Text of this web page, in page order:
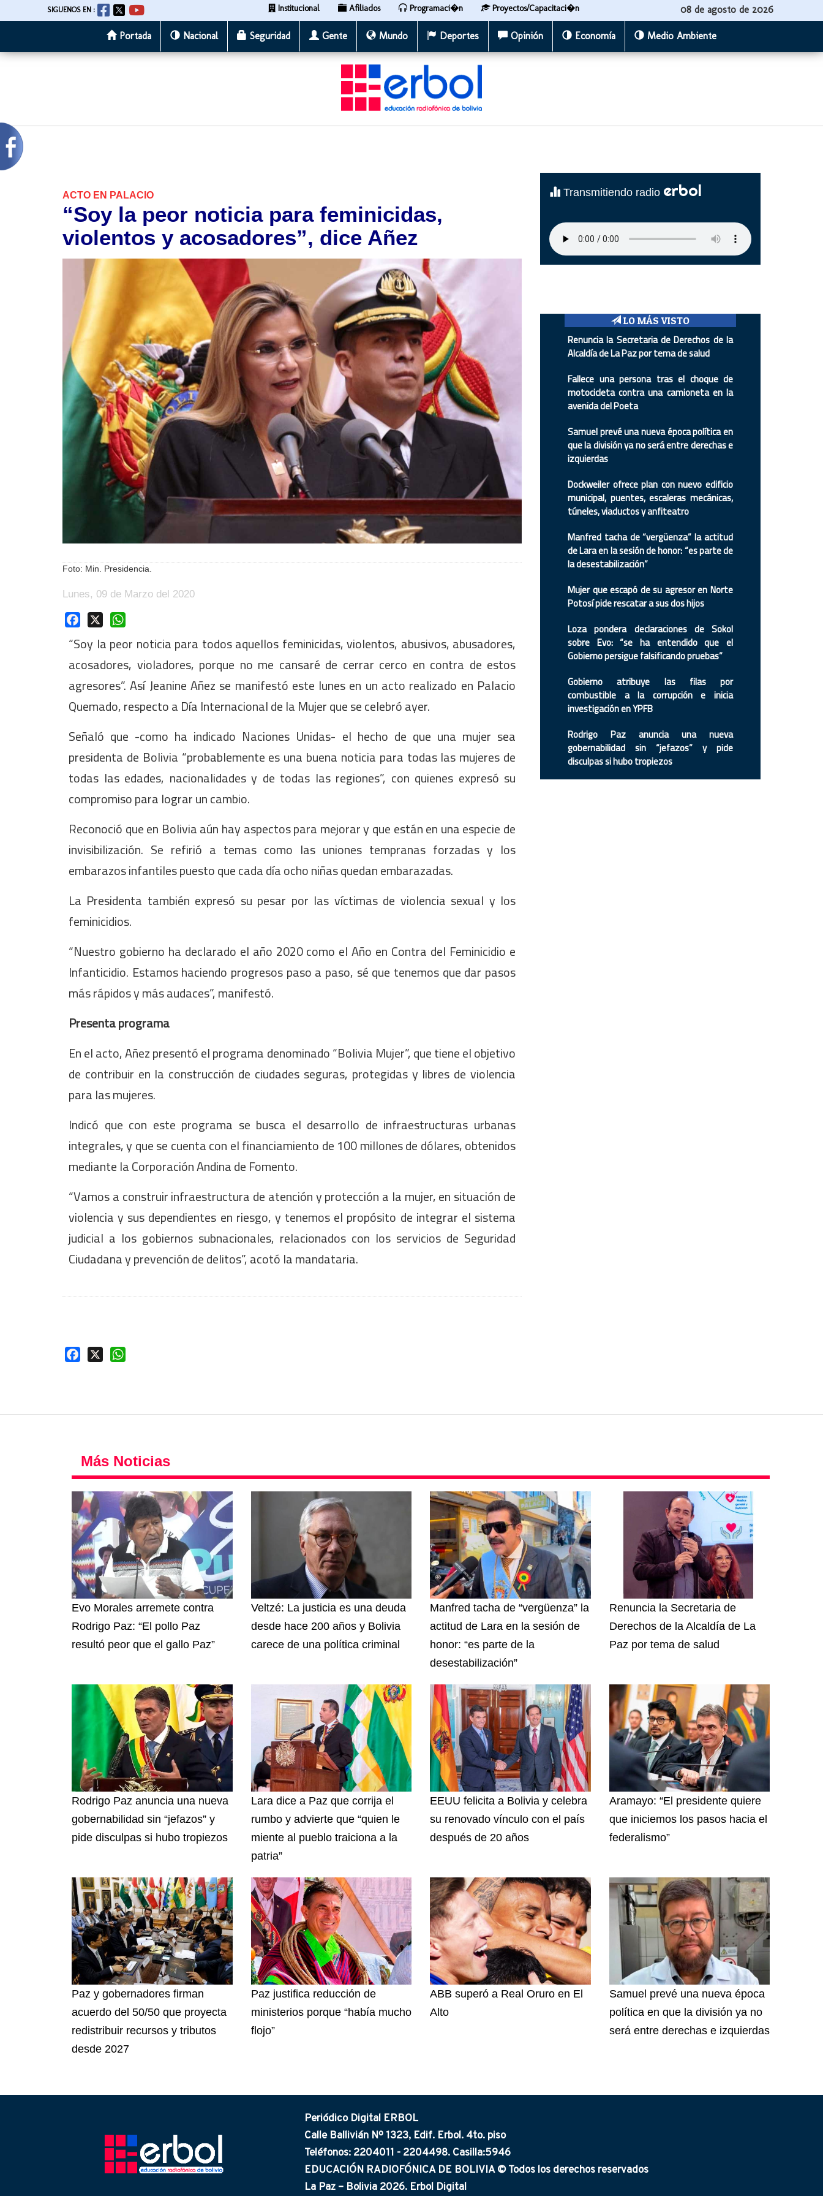
al
SIGUENOS EN : Institucional Afiliados Programaci�n Proyectos/Capacitaci�n 08 de agosto de 2026
Portada Nacional Seguridad Gente Mundo Deportes Opinión Economía Medio Ambiente
ACTO EN PALACIO
“Soy la peor noticia para feminicidas,
violentos y acosadores”, dice Añez
Foto: Min. Presidencia.
Lunes, 09 de Marzo del 2020
Facebook
“Soy la peor noticia para todos aquellos feminicidas, violentos, abusivos, abusadores,
acosadores, violadores, porque no me cansaré de cerrar cerco en contra de estos
agresores”. Así Jeanine Añez se manifestó este lunes en un acto realizado en Palacio
Quemado, respecto a Día Internacional de la Mujer que se celebró ayer.
Señaló que -como ha indicado Naciones Unidas- el hecho de que una mujer sea
presidenta de Bolivia “probablemente es una buena noticia para todas las mujeres de
todas las edades, nacionalidades y de todas las regiones”, con quienes expresó su
compromiso para lograr un cambio.
Reconoció que en Bolivia aún hay aspectos para mejorar y que están en una especie de
invisibilización. Se refirió a temas como las uniones tempranas forzadas y los
embarazos infantiles puesto que cada día ocho niñas quedan embarazadas.
La Presidenta también expresó su pesar por las víctimas de violencia sexual y los
feminicidios.
“Nuestro gobierno ha declarado el año 2020 como el Año en Contra del Feminicidio e
Infanticidio. Estamos haciendo progresos paso a paso, sé que tenemos que dar pasos
más rápidos y más audaces”, manifestó.
Presenta programa
En el acto, Añez presentó el programa denominado “Bolivia Mujer”, que tiene el objetivo
de contribuir en la construcción de ciudades seguras, protegidas y libres de violencia
para las mujeres.
Indicó que con este programa se busca el desarrollo de infraestructuras urbanas
integrales, y que se cuenta con el financiamiento de 100 millones de dólares, obtenidos
mediante la Corporación Andina de Fomento.
“Vamos a construir infraestructura de atención y protección a la mujer, en situación de
violencia y sus dependientes en riesgo, y tenemos el propósito de integrar el sistema
judicial a los gobiernos subnacionales, relacionados con los servicios de Seguridad
Ciudadana y prevención de delitos”, acotó la mandataria.
Facebook
Transmitiendo radio erbol
LO MÁS VISTO
Renuncia la Secretaria de Derechos de la
Alcaldía de La Paz por tema de salud
Fallece una persona tras el choque de
motocicleta contra una camioneta en la
avenida del Poeta
Samuel prevé una nueva época política en
que la división ya no será entre derechas e
izquierdas
Dockweiler ofrece plan con nuevo edificio
municipal, puentes, escaleras mecánicas,
túneles, viaductos y anfiteatro
Manfred tacha de “vergüenza” la actitud
de Lara en la sesión de honor: “es parte de
la desestabilización”
Mujer que escapó de su agresor en Norte
Potosí pide rescatar a sus dos hijos
Loza pondera declaraciones de Sokol
sobre Evo: “se ha entendido que el
Gobierno persigue falsificando pruebas”
Gobierno atribuye las filas por
combustible a la corrupción e inicia
investigación en YPFB
Rodrigo Paz anuncia una nueva
gobernabilidad sin “jefazos” y pide
disculpas si hubo tropiezos
Más Noticias
Evo Morales arremete contra
Rodrigo Paz: “El pollo Paz
resultó peor que el gallo Paz”
Veltzé: La justicia es una deuda
desde hace 200 años y Bolivia
carece de una política criminal
Manfred tacha de “vergüenza” la
actitud de Lara en la sesión de
honor: “es parte de la
desestabilización”
Renuncia la Secretaria de
Derechos de la Alcaldía de La
Paz por tema de salud
Rodrigo Paz anuncia una nueva
gobernabilidad sin “jefazos” y
pide disculpas si hubo tropiezos
Lara dice a Paz que corrija el
rumbo y advierte que “quien le
miente al pueblo traiciona a la
patria”
EEUU felicita a Bolivia y celebra
su renovado vínculo con el país
después de 20 años
Aramayo: “El presidente quiere
que iniciemos los pasos hacia el
federalismo”
Paz y gobernadores firman
acuerdo del 50/50 que proyecta
redistribuir recursos y tributos
desde 2027
Paz justifica reducción de
ministerios porque “había mucho
flojo”
ABB superó a Real Oruro en El
Alto
Samuel prevé una nueva época
política en que la división ya no
será entre derechas e izquierdas
Periódico Digital ERBOL
Calle Ballivián Nº 1323, Edif. Erbol. 4to. piso
Teléfonos: 2204011 - 2204498. Casilla:5946
EDUCACIÓN RADIOFÓNICA DE BOLIVIA © Todos los derechos reservados
La Paz – Bolivia 2026. Erbol Digital